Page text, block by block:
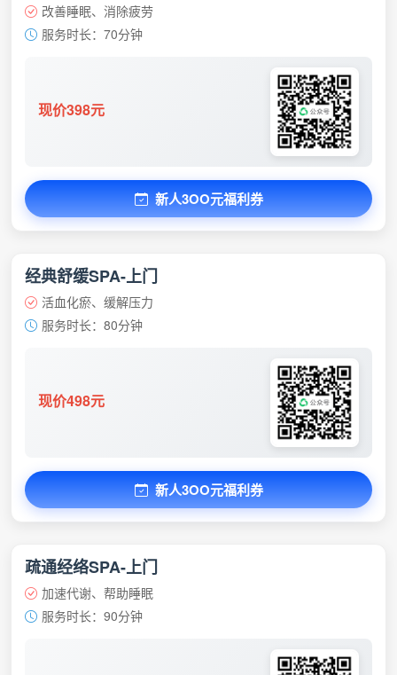
改善睡眠、消除疲劳
服务时长：70分钟
现价398元
新人3OO元福利券
经典舒缓SPA-上门
活血化瘀、缓解压力
服务时长：80分钟
现价498元
新人3OO元福利券
疏通经络SPA-上门
加速代谢、帮助睡眠
服务时长：90分钟